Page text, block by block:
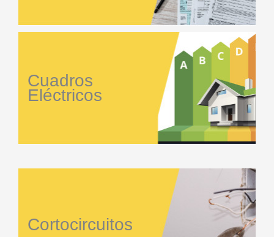
Cuadros
Eléctricos
Cortocircuitos